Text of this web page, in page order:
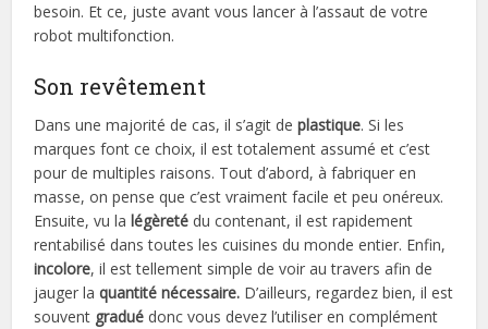
besoin. Et ce, juste avant vous lancer à l’assaut de votre
robot multifonction.
Son revêtement
Dans une majorité de cas, il s’agit deplastique. Si les
marques font ce choix, il est totalement assumé et c’est
pour de multiples raisons. Tout d’abord, à fabriquer en
masse, on pense que c’est vraiment facile et peu onéreux.
Ensuite, vu la légèreté du contenant, il est rapidement
rentabilisé dans toutes les cuisines du monde entier. Enfin,
incolore, il est tellement simple de voir au travers afin de
jauger laquantité nécessaire. D’ailleurs, regardez bien, il est
souvent gradué donc vous devez l’utiliser en complément